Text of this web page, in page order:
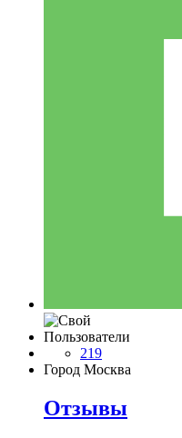
Пользователи
219
Город Москва
Отзывы